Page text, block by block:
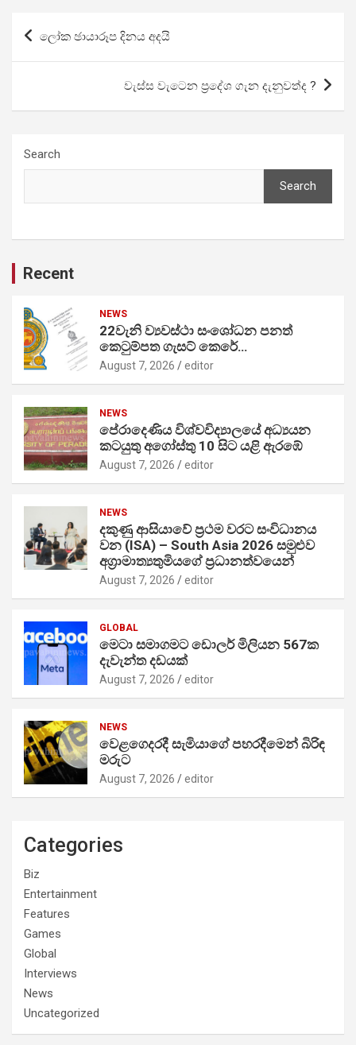
Post
navigation
ලෝක ඡායාරූප දිනය අද‍යි
වැස්ස වැටෙන ප්‍රදේශ ගැන දැනුවත්ද ?
Search
Search
Recent
NEWS
22වැනි ව්‍යවස්ථා සංශෝධන පනත්
කෙටුම්පත ගැසට් කෙරේ…
August 7, 2026 editor
NEWS
පේරාදෙණිය විශ්වවිද්‍යාලයේ අධ්‍යයන
කටයුතු අගෝස්තු 10 සිට යළි ඇරඹේ
August 7, 2026 editor
NEWS
දකුණු ආසියාවේ ප්‍රථම වරට සංවිධානය
වන (ISA) – South Asia 2026 සමුළුව
අග්‍රාමාත්‍යතුමියගේ ප්‍රධානත්වයෙන්
August 7, 2026 editor
GLOBAL
මෙටා සමාගමට ඩොලර් මිලියන 567ක
දැවැන්ත දඩයක්
August 7, 2026 editor
NEWS
වෙළගෙදරදී සැමියාගේ පහරදීමෙන් බිරිඳ
මරුට
August 7, 2026 editor
Categories
Biz
Entertainment
Features
Games
Global
Interviews
News
Uncategorized